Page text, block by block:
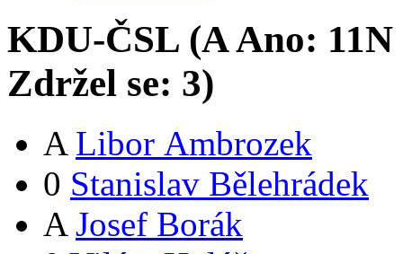
KDU-ČSL (AAno: 11N
Zdržel se: 3)
A Libor Ambrozek
0 Stanislav Bělehrádek
A Josef Borák